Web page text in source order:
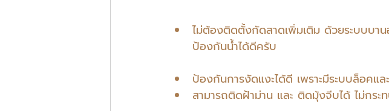
ไม่ต้องติดตั้งกัดสาดเพิ่มเติม ด้วยระบบบา
ป้องกันน้ำได้ดีครับ
ป้องกันการงัดแงะได้ดี เพราะมีระบบล็อคแ
สามารถติดฝ้าม่าน และ ติดมุ้งจีบได้ ไม่กร